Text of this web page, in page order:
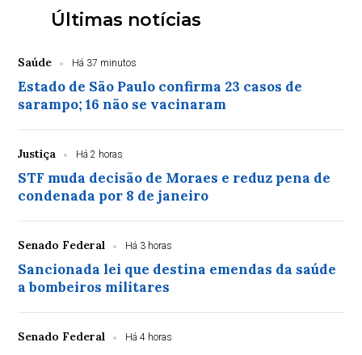
Últimas notícias
Saúde Há 37 minutos
Estado de São Paulo confirma 23 casos de
sarampo; 16 não se vacinaram
Justiça Há 2 horas
STF muda decisão de Moraes e reduz pena de
condenada por 8 de janeiro
Senado Federal Há 3 horas
Sancionada lei que destina emendas da saúde
a bombeiros militares
Senado Federal Há 4 horas